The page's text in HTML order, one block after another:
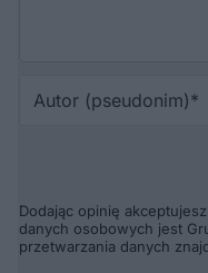
Dodając opinię akceptujesz
danych osobowych jest
przetwarzania danych